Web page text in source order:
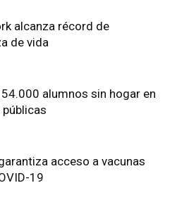
alcanza récord de
de vida
alumnos sin hogar en
acceso a vacunas
19